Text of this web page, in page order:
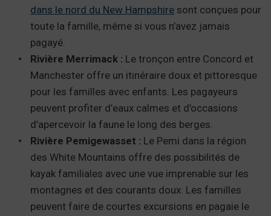
dans le nord du New Hampshire sont conçues pour
toute la famille, même si vous n’avez jamais
pagayé.
Rivière Merrimack : Le tronçon entre Concord et
Manchester offre un itinéraire doux et pittoresque
pour les familles avec enfants. Les pagayeurs
peuvent profiter d’eaux calmes et d’occasions
d’apercevoir la faune le long des berges.
Rivière Pemigewasset : Le Pemi dans la région
des White Mountains offre des possibilités de
kayak familiales avec une vue imprenable sur les
montagnes et des courants doux. Les familles
peuvent faire de courtes excursions en pagaie le